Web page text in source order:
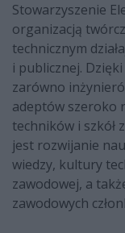
Stowarzyszenie
organizacją
technicznym
i publicznej.
zarówno
adeptów szeroko
techników i szkół
jest rozwijanie
wiedzy, kultury
zawodowej, a
zawodowych